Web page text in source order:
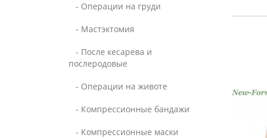
- Операции на груди
- Мастэктомия
- После кесарева и
послеродовые
- Операции на животе
- Компрессионные бандажи
- Компрессионные маски